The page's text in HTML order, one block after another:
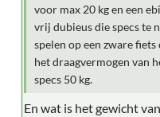
voor max 20 kg en een
vrij dubieus die specs te
spelen op een zware
het draagvermogen van
specs 50 kg.
En wat is het gewicht